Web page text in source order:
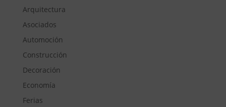
Arquitectura
Asociados
Automoción
Construcción
Decoración
Economía
Ferias